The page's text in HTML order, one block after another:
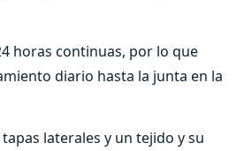
horas continuas, por lo que
diario hasta la junta en la
laterales y un tejido y su